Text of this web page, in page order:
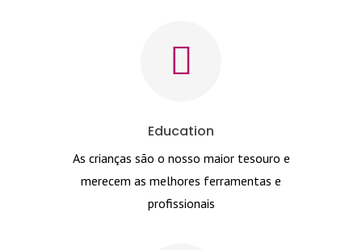
Education
As crianças são o nosso maior tesouro e
merecem as melhores ferramentas e
profissionais